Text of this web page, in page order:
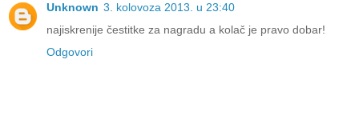
Unknown 3. kolovoza 2013. u 23:40
najiskrenije čestitke za nagradu a kolač je pravo dobar!
Odgovori